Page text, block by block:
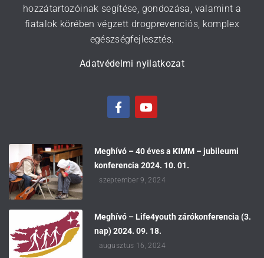
hozzátartozóinak segítése, gondozása, valamint a
fiatalok körében végzett drogprevenciós, komplex
egészségfejlesztés.
Adatvédelmi nyilatkozat
Meghívó – 40 éves a KIMM – jubileumi
konferencia 2024. 10. 01.
szeptember 9, 2024
Meghívó – Life4youth zárókonferencia (3.
nap) 2024. 09. 18.
augusztus 16, 2024